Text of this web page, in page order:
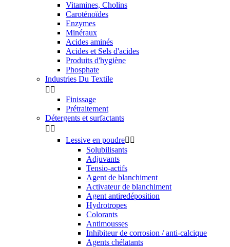
Vitamines, Cholins
Caroténoïdes
Enzymes
Minéraux
Acides aminés
Acides et Sels d'acides
Produits d'hygiène
Phosphate
Industries Du Textile
 
Finissage
Prétraitement
Détergents et surfactants
 
Lessive en poudre 
Solubilisants
Adjuvants
Tensio-actifs
Agent de blanchiment
Activateur de blanchiment
Agent antiredéposition
Hydrotropes
Colorants
Antimousses
Inhibiteur de corrosion / anti-calcique
Agents chélatants